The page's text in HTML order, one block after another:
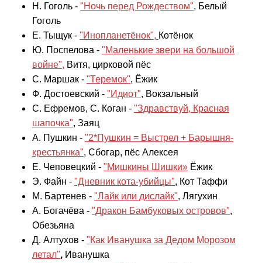
Н. Гоголь - "Ночь перед Рождеством", Белый
Гоголь
Е. Тыщук - "Инопланетёнок", Котёнок
Ю. Поспелова - "Маленькие звери на большой
войне", Витя, цирковой пёс
С. Маршак - "Теремок", Ёжик
Ф. Достоевский - "Идиот", Вокзальный
С. Ефремов, С. Коган - "Здравствуй, Красная
шапочка", Заяц
А. Пушкин - "2*Пушкин = Выстрел + Барышня-
крестьянка", Сбогар, пёс Алексея
Е. Чеповецкий - "Мишкины Шишки» Ёжик
Э. Файн - "Дневник кота-убийцы", Кот Таффи
М. Бартенев - "Лайк или дислайк", Лягухин
А. Богачёва - "Дракон Бамбуковых островов",
Обезьяна
Д. Алтухов - "Как Иванушка за Дедом Морозом
летал", Иванушка